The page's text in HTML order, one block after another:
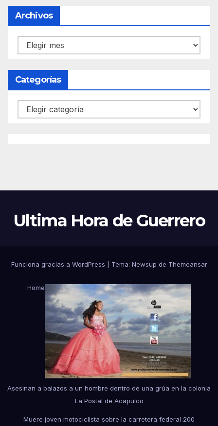
Archivos
Archivos
Categorías
Categorías
Ultima Hora de Guerrero
Funciona gracias a WordPress Tema: Newsup de Themeansar
Home
Asesinan a balazos a un hombre dentro de una grúa en la colonia
La Postal de Acapulco
Muere joven motociclista sobre la carretera federal 200